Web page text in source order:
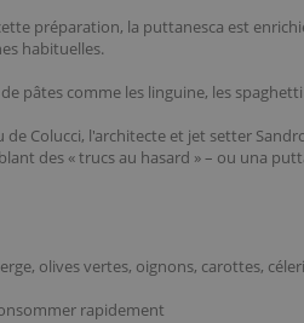
préparation, la puttanesca est
habituelles.
pâtes comme les linguine, les
de Colucci, l'architecte et jet setter
des « trucs au hasard » – ou una
olives vertes, oignons, carottes,
rapidement